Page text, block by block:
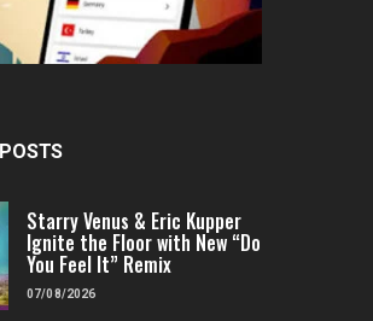
Starry Venus & Eric Kupper
Ignite the Floor with New “Do
You Feel It” Remix
07/08/2026